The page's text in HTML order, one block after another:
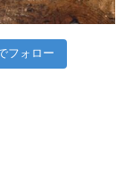
フォロー